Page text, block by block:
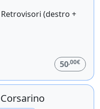
(destro +
50,00€